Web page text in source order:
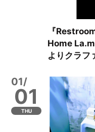
『
Home
よりクラフ
01/
01
THU